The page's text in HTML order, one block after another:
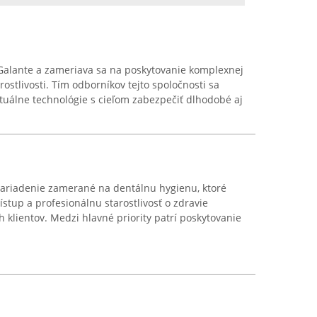
a zameriava sa na poskytovanie komplexnej
Tím odborníkov tejto spoločnosti sa
technológie s cieľom zabezpečiť dlhodobé aj
zamerané na dentálnu hygienu, ktoré
a profesionálnu starostlivosť o zdravie
klientov. Medzi hlavné priority patrí poskytovanie